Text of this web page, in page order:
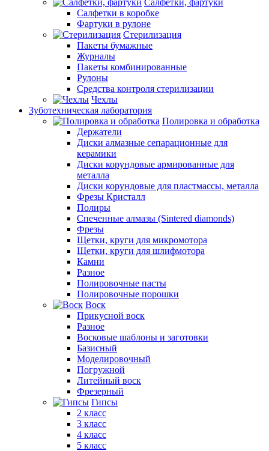
Салфетки, фартуки
Салфетки в коробке
Фартуки в рулоне
Стерилизация
Пакеты бумажные
Журналы
Пакеты комбинированные
Рулоны
Средства контроля стерилизации
Чехлы
Зуботехническая лаборатория
Полировка и обработка
Держатели
Диски алмазные сепарационные для
керамики
Диски корундовые армированные для
металла
Диски корундовые для пластмассы, металла
Фрезы Кристалл
Полиры
Спеченные алмазы (Sintered diamonds)
Фрезы
Щетки, круги для микромотора
Щетки, круги для шлифмотора
Камни
Разное
Полировочные пасты
Полировочные порошки
Воск
Прикусной воск
Разное
Восковые шаблоны и заготовки
Базисный
Моделировочный
Погружной
Литейный воск
Фрезерный
Гипсы
2 класс
3 класс
4 класс
5 класс